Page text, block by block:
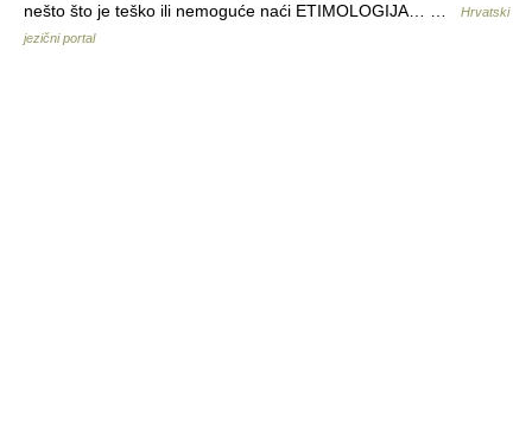
nešto što je teško ili nemoguće naći ETIMOLOGIJA… …
Hrvatski
jezični portal